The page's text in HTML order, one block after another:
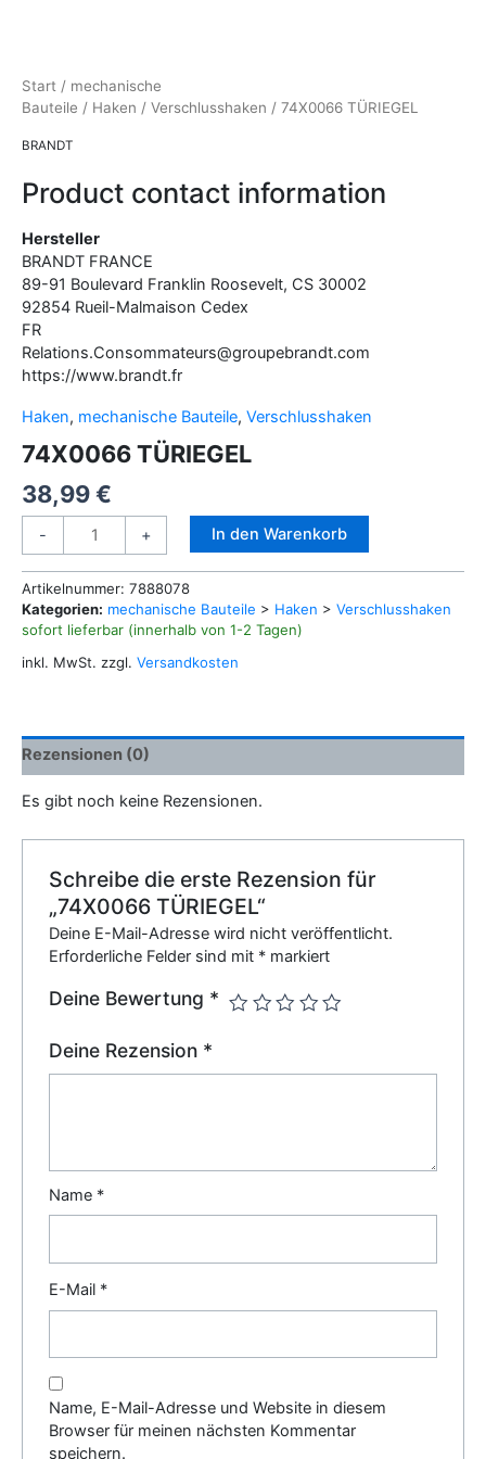
Start / mechanische
Bauteile / Haken / Verschlusshaken / 74X0066 TÜRIEGEL
BRANDT
Product contact information
Hersteller
BRANDT FRANCE
89-91 Boulevard Franklin Roosevelt, CS 30002
92854 Rueil-Malmaison Cedex
FR
Relations.Consommateurs@groupebrandt.com
https://www.brandt.fr
Haken, mechanische Bauteile, Verschlusshaken
74X0066 TÜRIEGEL
38,99€
-
Menge
+ In den Warenkorb
Artikelnummer: 7888078
Kategorien: mechanische Bauteile > Haken > Verschlusshaken
sofort lieferbar (innerhalb von 1-2 Tagen)
inkl. MwSt. zzgl. Versandkosten
Rezensionen (0)
Es gibt noch keine Rezensionen.
Schreibe die erste Rezension für
„74X0066 TÜRIEGEL“
Deine E-Mail-Adresse wird nicht veröffentlicht.
Erforderliche Felder sind mit * markiert
Deine Bewertung *
Deine Rezension *
Name *
E-Mail *
Name, E-Mail-Adresse und Website in diesem
Browser für meinen nächsten Kommentar
speichern.